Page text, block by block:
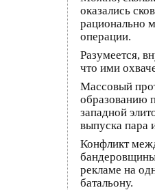
оказались
рационально
операции.
Разумеется,
что ими
Массовый
образованию
западной
выпуска пара
Конфликт
рекламе на
батальону.